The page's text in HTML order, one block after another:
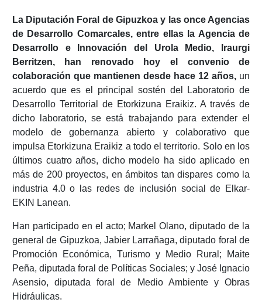
La Diputación Foral de Gipuzkoa y las once Agencias
de Desarrollo Comarcales, entre ellas la Agencia de
Desarrollo e Innovación del Urola Medio, Iraurgi
Berritzen, han renovado hoy el convenio de
colaboración que mantienen desde hace 12 años, un
acuerdo que es el principal sostén del Laboratorio de
Desarrollo Territorial de Etorkizuna Eraikiz. A través de
dicho laboratorio, se está trabajando para extender el
modelo de gobernanza abierto y colaborativo que
impulsa Etorkizuna Eraikiz a todo el territorio. Solo en los
últimos cuatro años, dicho modelo ha sido aplicado en
más de 200 proyectos, en ámbitos tan dispares como la
industria 4.0 o las redes de inclusión social de Elkar-
EKIN Lanean.
Han participado en el acto; Markel Olano, diputado de la
general de Gipuzkoa, Jabier Larrañaga, diputado foral de
Promoción Económica, Turismo y Medio Rural; Maite
Peña, diputada foral de Políticas Sociales; y José Ignacio
Asensio, diputada foral de Medio Ambiente y Obras
Hidráulicas.